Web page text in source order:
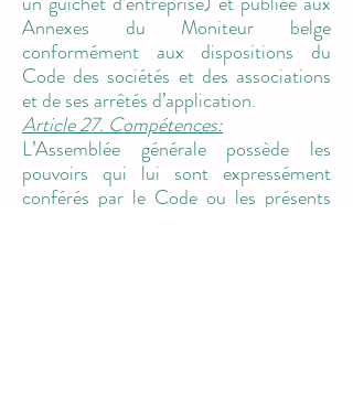
Annexes du Moniteur belge
conformément aux dispositions du
Code des sociétés et des associations
et de ses arrêtés d’application.
Article 27. Compétences:
L’Assemblée générale possède les
pouvoirs qui lui sont expressément
conférés par le Code ou les présents